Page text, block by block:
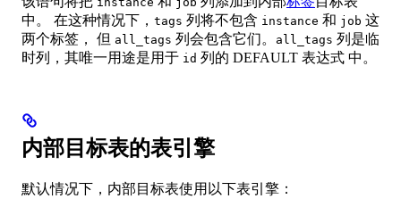
中。 在这种情况下， tags 列将不包含 instance 和 job 这
两个标签， 但 all_tags 列会包含它们。 all_tags 列是临
时列，其唯一用途是用于 id 列的 DEFAULT 表达式 中。
内部目标表的表引擎
默认情况下，内部目标表使用以下表引擎：